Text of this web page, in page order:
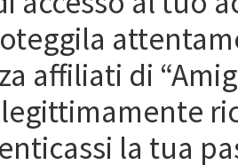
affiliati di
la tua